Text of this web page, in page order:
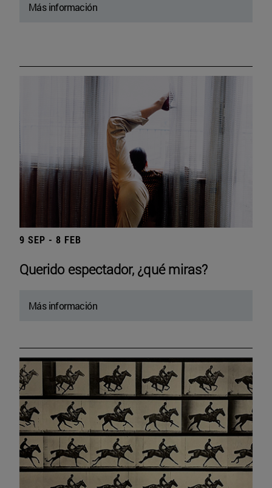
Más información
9 SEP - 8 FEB
Querido espectador, ¿qué miras?
Más información